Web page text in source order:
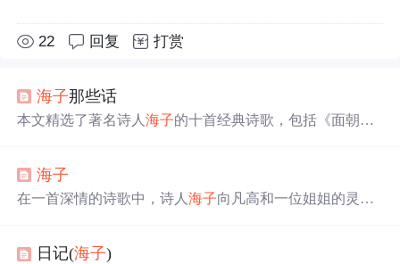
22 回复 打赏
海子那些话
本文精选了著名诗人海子的十首经典诗歌，包括《面朝大
海子
在一首深情的诗歌中，诗人海子向凡高和一位姐姐的灵魂
的思念，以及对生命、艺术和孤独的哲学思考。
日记(海子)